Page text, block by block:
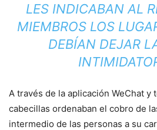
LES INDICABAN AL
MIEMBROS LOS
DEBÍAN DEJAR
A través de la aplicación WeChat y
cabecillas ordenaban el cobro de
intermedio de las personas a su